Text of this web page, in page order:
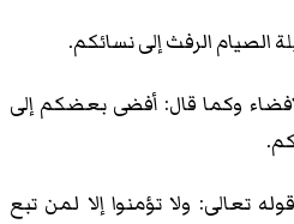
الصيام الرفث إلى نسائكم.
وكما قال: أفضى بعضكم إلى
تعالى: ولا تؤمنوا إلا لمن تبع